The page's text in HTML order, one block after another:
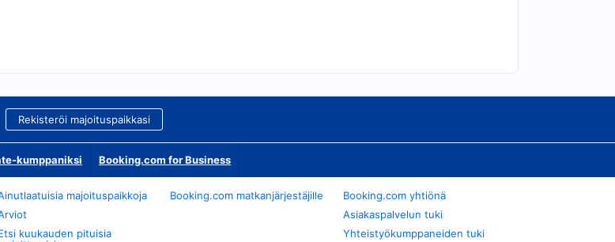
Rekisteröi majoituspaikkasi
kumppaniksi Booking.com for Business
majoituspaikkoja
kuukauden pituisia
Booking.com matkanjärjestäjille
Booking.com yhtiönä
Asiakaspalvelun tuki
Yhteistyökumppaneiden tuki